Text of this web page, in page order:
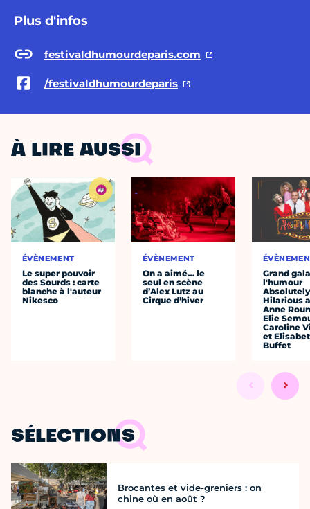
Plus d'infos
festivaldhumourdeparis.com
/festivaldhumourdeparis
À LIRE AUSSI
ÉVÈNEMENT
Le super pouvoir
des Sourds : carte
blanche à l'auteur
Nikesco
ÉVÈNEMENT
On a aimé… le
seul en scène
d’Alex Lutz au
Cirque d’hiver
Grand
l'humour
Absolutely
Hilarious
Anne
Elie
Caroline
et
Buffet
SÉLECTIONS
Brocantes et vide-greniers : on
chine où en août ?